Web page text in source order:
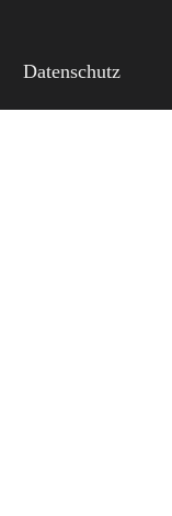
Datenschutz